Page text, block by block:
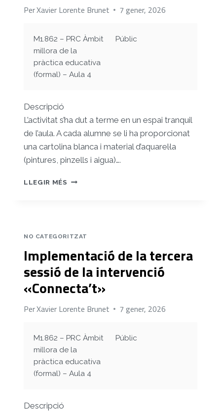
PerXavier Lorente Brunet 7 gener, 2026
M1.862 – PRC Àmbit
millora de la
pràctica educativa
(formal) – Aula 4
Públic
Descripció
L’activitat s’ha dut a terme en un espai tranquil
de l’aula. A cada alumne se li ha proporcionat
una cartolina blanca i material d’aquarel·la
(pintures, pinzells i aigua)….
LLEGIR MÉS IMPLEMENTACIÓ
INTERVENCIÓ
«CONNECTA’T»
NO CATEGORITZAT
Implementació de la tercera
sessió de la intervenció
«Connecta’t»
PerXavier Lorente Brunet 7 gener, 2026
M1.862 – PRC Àmbit
millora de la
pràctica educativa
(formal) – Aula 4
Públic
Descripció